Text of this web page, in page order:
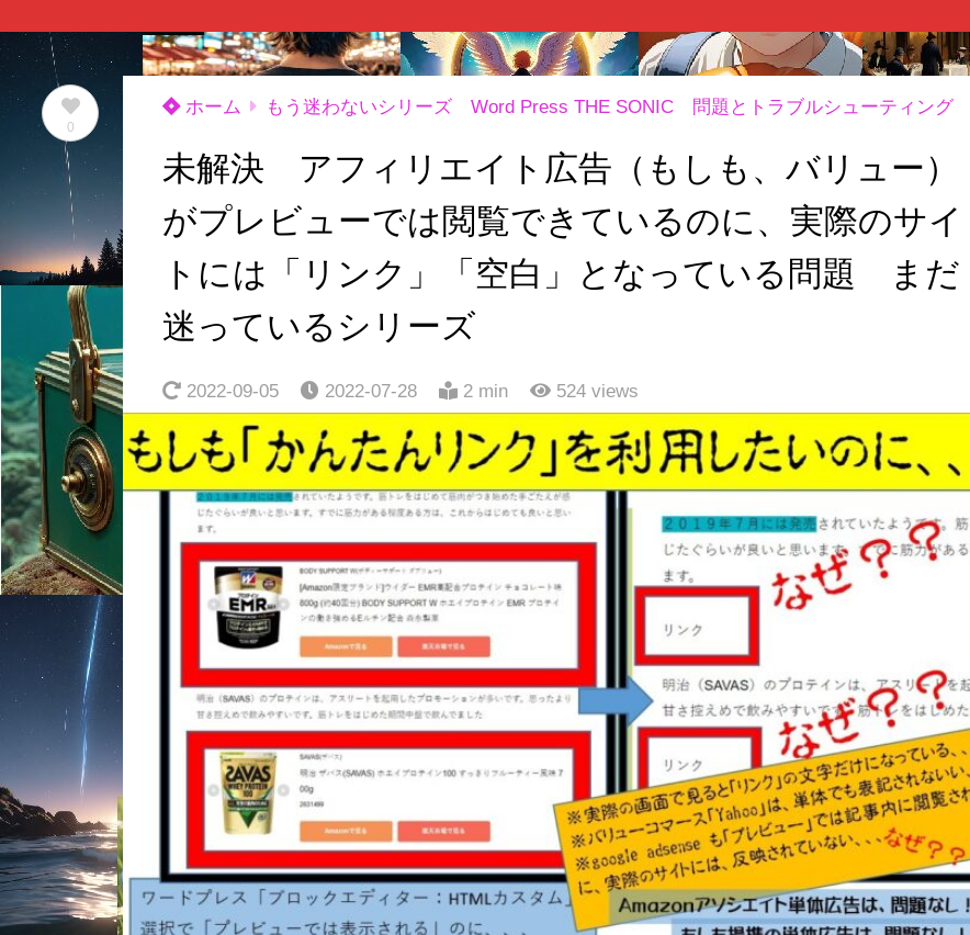
0
ホーム もう迷わないシリーズ Word Press THE SONIC 問題とトラブルシューティング
未解決 アフィリエイト広告（もしも、バリュー）
がプレビューでは閲覧できているのに、実際のサイ
トには「リンク」「空白」となっている問題 まだ
迷っているシリーズ
2022-09-05 2022-07-28 2 min 524 views